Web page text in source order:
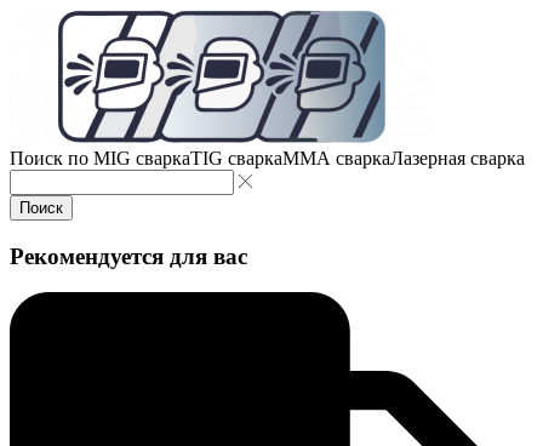
Поиск по MIG сваркаTIG сваркаMMA сваркаЛазерная сварка
Поиск
Рекомендуется для вас